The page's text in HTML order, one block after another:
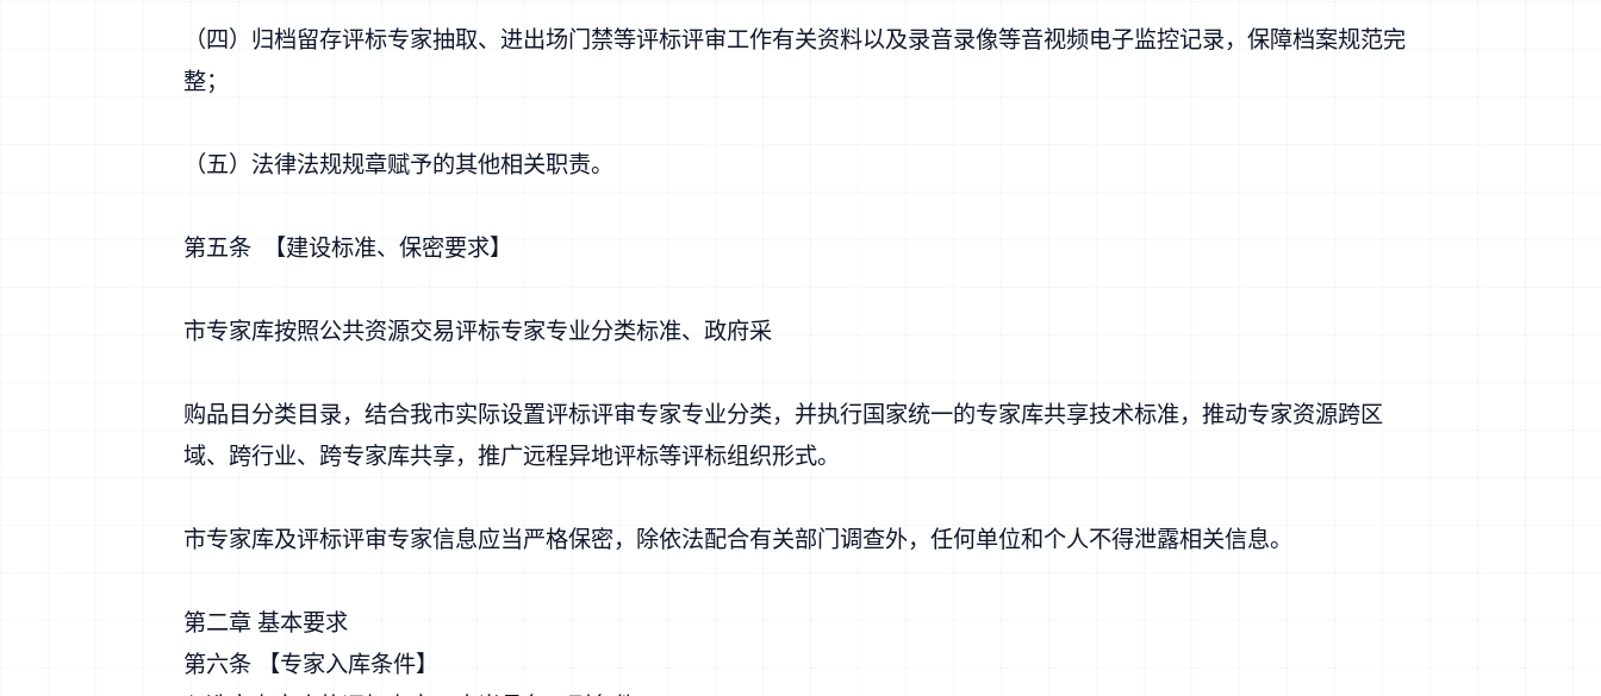
（四）归档留存评标专家抽取、进出场门禁等评标评审工作有关资料以及录音录像等音视频电子监控记录，保障档案规范完
整；
（五）法律法规规章赋予的其他相关职责。
第五条 【建设标准、保密要求】
市专家库按照公共资源交易评标专家专业分类标准、政府采
购品目分类目录，结合我市实际设置评标评审专家专业分类，并执行国家统一的专家库共享技术标准，推动专家资源跨区
域、跨行业、跨专家库共享，推广远程异地评标等评标组织形式。
市专家库及评标评审专家信息应当严格保密，除依法配合有关部门调查外，任何单位和个人不得泄露相关信息。
第二章 基本要求
第六条 【专家入库条件】